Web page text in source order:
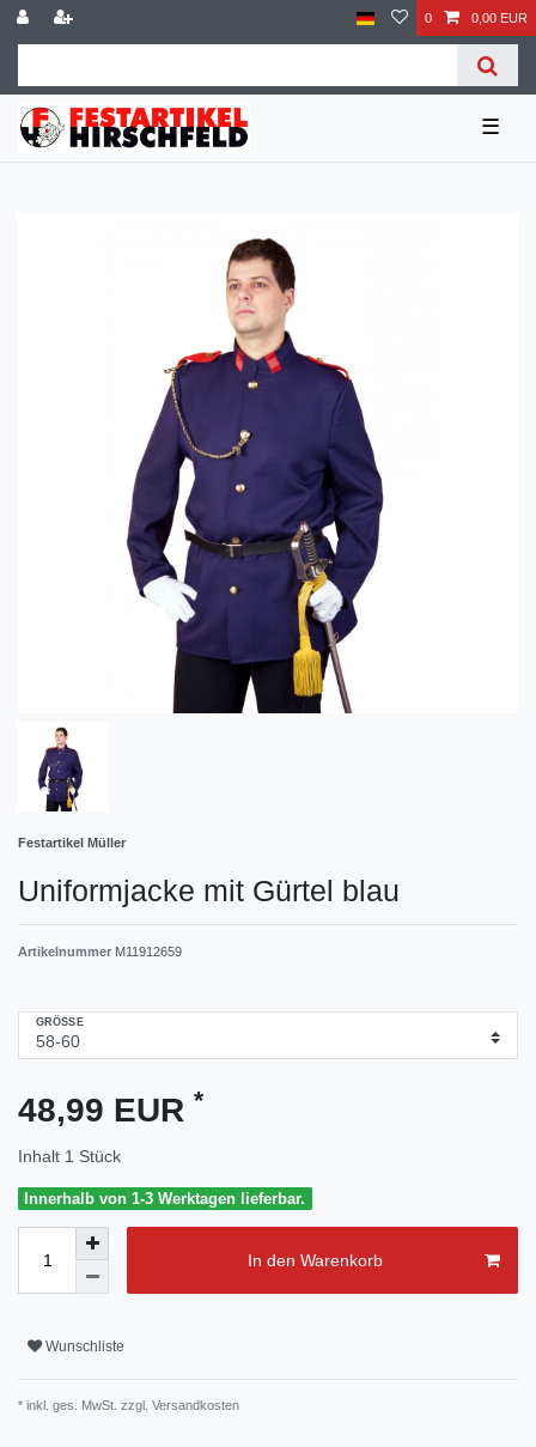
0 0,00 EUR
☰
Festartikel Müller
Uniformjacke mit Gürtel blau
Artikelnummer M11912659
GRÖSSE
48,99 EUR *
Inhalt 1 Stück
Innerhalb von 1-3 Werktagen lieferbar.
In den Warenkorb
Wunschliste
* inkl. ges. MwSt. zzgl. Versandkosten